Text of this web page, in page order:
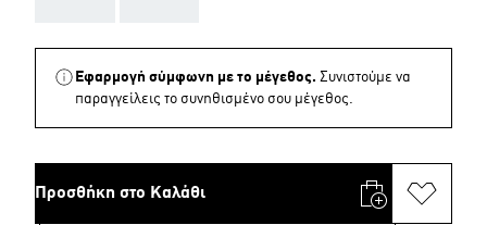
Εφαρμογή σύμφωνη με το μέγεθος. Συνιστούμε να
παραγγείλεις το συνηθισμένο σου μέγεθος.
Προσθήκη στο Καλάθι